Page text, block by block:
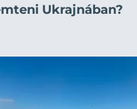
Ukrajnában?